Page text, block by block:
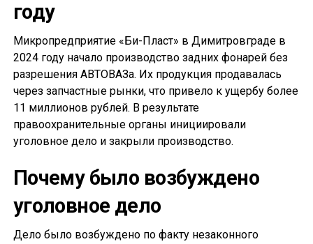
году
Микропредприятие «Би-Пласт» в Димитровграде в
2024 году начало производство задних фонарей без
разрешения АВТОВАЗа. Их продукция продавалась
через запчастные рынки, что привело к ущербу более
11 миллионов рублей. В результате
правоохранительные органы инициировали
уголовное дело и закрыли производство.
Почему было возбуждено
уголовное дело
Дело было возбуждено по факту незаконного